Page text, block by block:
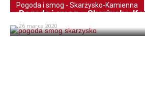
Pogoda i smog - Skarżysko-Kamienna
Pogoda i smog – Skarżysko-
26 marca 2020